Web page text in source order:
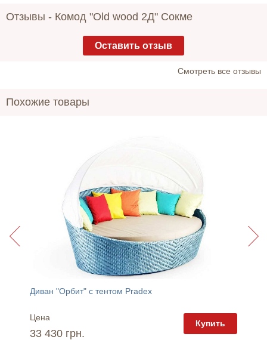
Отзывы - Комод "Old wood 2Д" Сокме
Оставить отзыв
Cмотреть все отзывы
Похожие товары
Диван "Орбит" с тентом Pradex
Цена
33 430 грн.
Купить